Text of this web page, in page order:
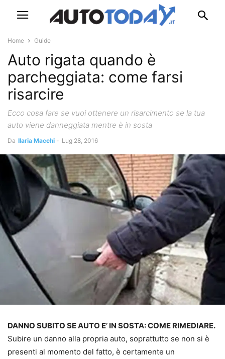
Home Guide
Auto rigata quando è
parcheggiata: come farsi
risarcire
Ecco cosa fare se vuoi ottenere un risarcimento se la tua
auto viene danneggiata mentre è in sosta
Da Ilaria Macchi - Lug 28, 2016
DANNO SUBITO SE AUTO E’ IN SOSTA: COME RIMEDIARE.
Subire un danno alla propria auto, soprattutto se non si è
presenti al momento del fatto, è certamente un